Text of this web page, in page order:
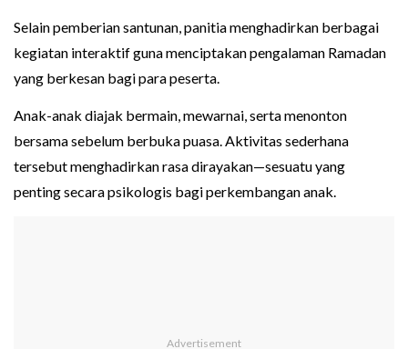
Selain pemberian santunan, panitia menghadirkan berbagai
kegiatan interaktif guna menciptakan pengalaman Ramadan
yang berkesan bagi para peserta.
Anak-anak diajak bermain, mewarnai, serta menonton
bersama sebelum berbuka puasa. Aktivitas sederhana
tersebut menghadirkan rasa dirayakan—sesuatu yang
penting secara psikologis bagi perkembangan anak.